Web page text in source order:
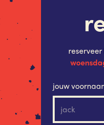
jouw